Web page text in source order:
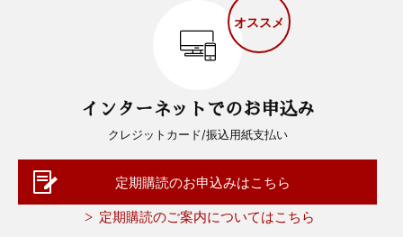
オススメ
インターネットでのお申込み
クレジットカード/振込用紙支払い
定期購読のお申込みはこちら
定期購読のご案内についてはこちら